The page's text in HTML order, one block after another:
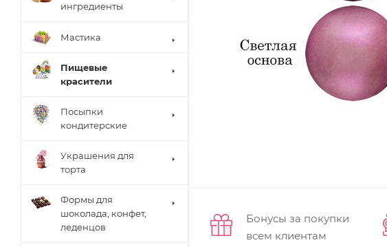
Бонусы за покупки
всем клиентам
ингредиенты
Мастика
Пищевые
красители
Посыпки
кондитерские
Украшения для
торта
Формы для
шоколада, конфет,
леденцов